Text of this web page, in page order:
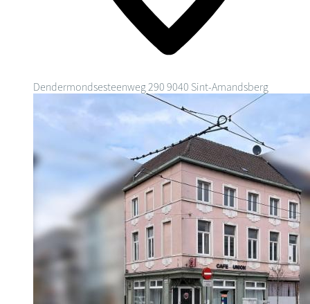
Dendermondsesteenweg 290 9040 Sint-Amandsberg